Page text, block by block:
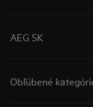
AEG SK
Obľúbené